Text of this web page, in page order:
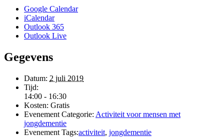
Google Calendar
iCalendar
Outlook 365
Outlook Live
Gegevens
Datum: 2 juli 2019
Tijd:
14:00 - 16:30
Kosten: Gratis
Evenement Categorie: Activiteit voor mensen met
jongdementie
Evenement Tags:activiteit, jongdementie